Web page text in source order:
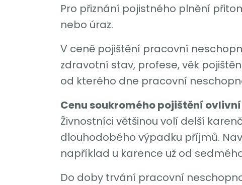
Pro přiznání pojistného plnění
nebo úraz.
V ceně pojištění pracovní
zdravotní stav, profese, věk
od kterého dne pracovní
Cenu soukromého pojištění
Živnostníci většinou volí delší
dlouhodobého výpadku příjmů.
například u karence už od
Do doby trvání pracovní